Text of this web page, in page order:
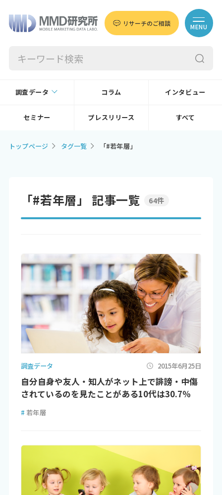
リサーチのご相談 MENU
調査データ コラム インタビュー
セミナー プレスリリース すべて
トップページ タグ一覧 「#若年層」
「#若年層」 記事一覧 64件
調査データ 2015年6月25日
自分自身や友人・知人がネット上で誹謗・中傷
されているのを見たことがある10代は30.7％
# 若年層